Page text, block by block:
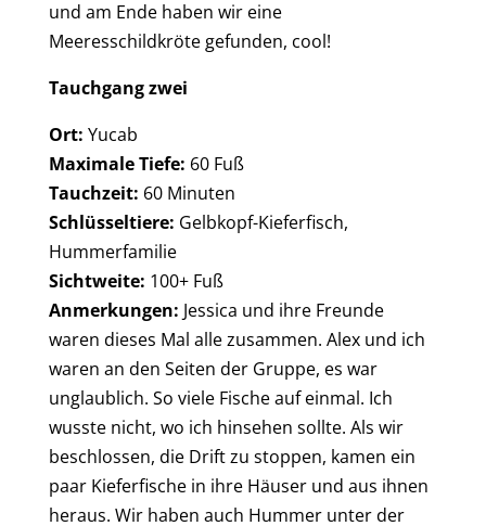
und am Ende haben wir eine
Meeresschildkröte gefunden, cool!
Tauchgang zwei
Ort: Yucab
Maximale Tiefe: 60 Fuß
Tauchzeit: 60 Minuten
Schlüsseltiere: Gelbkopf-Kieferfisch,
Hummerfamilie
Sichtweite: 100+ Fuß
Anmerkungen: Jessica und ihre Freunde
waren dieses Mal alle zusammen. Alex und ich
waren an den Seiten der Gruppe, es war
unglaublich. So viele Fische auf einmal. Ich
wusste nicht, wo ich hinsehen sollte. Als wir
beschlossen, die Drift zu stoppen, kamen ein
paar Kieferfische in ihre Häuser und aus ihnen
heraus. Wir haben auch Hummer unter der